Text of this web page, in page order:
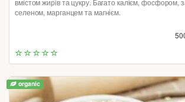
вмістом жирів та цукру. Багато калієм, фосфором,
селеном, марганцем та магнієм.
organic